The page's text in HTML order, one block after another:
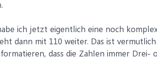
ich jetzt eigentlich eine noch
dann mit 110 weiter. Das ist
dass die Zahlen immer